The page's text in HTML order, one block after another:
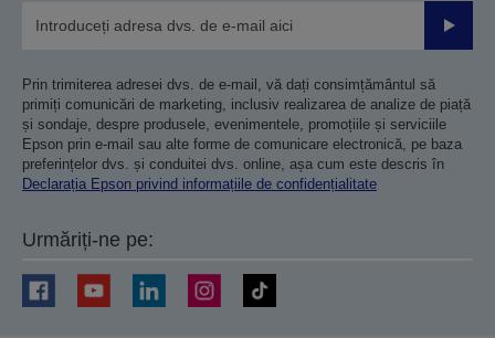
Prin trimiterea adresei dvs. de e-mail, vă dați consimțământul să
primiți comunicări de marketing, inclusiv realizarea de analize de piață
și sondaje, despre produsele, evenimentele, promoțiile și serviciile
Epson prin e-mail sau alte forme de comunicare electronică, pe baza
preferințelor dvs. și conduitei dvs. online, așa cum este descris în
Declarația Epson privind informațiile de confidențialitate
Urmăriți-ne pe: